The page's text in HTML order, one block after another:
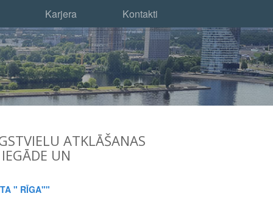
Karjera Kontakti
ATKLĀŠANAS
UN
" RĪGA""